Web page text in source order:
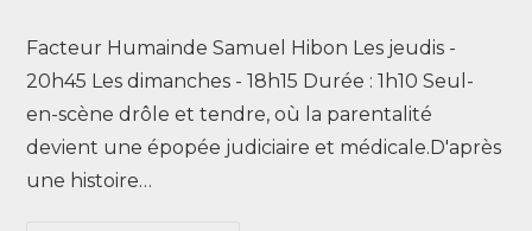
Facteur Humainde Samuel Hibon Les jeudis -
20h45 Les dimanches - 18h15 Durée : 1h10 Seul-
en-scène drôle et tendre, où la parentalité
devient une épopée judiciaire et médicale.D'après
une histoire…